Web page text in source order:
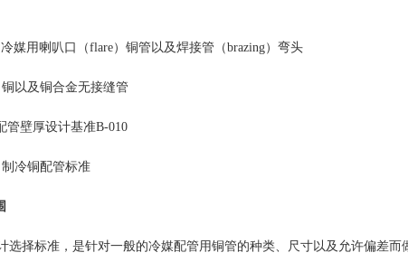
媒用喇叭口（flare）铜管以及焊接管（brazing）弯头
以及铜合金无接缝管
管壁厚设计基准B-010
冷铜配管标准
选择标准，是针对一般的冷媒配管用铜管的种类、尺寸以及允许偏差